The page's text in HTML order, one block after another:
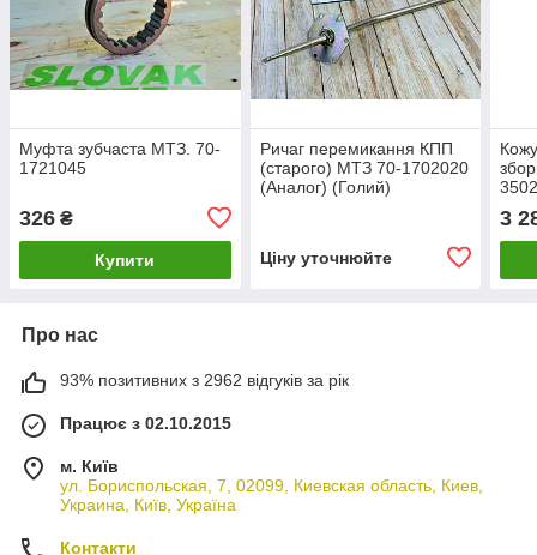
Муфта зубчаста МТЗ. 70-
1721045
326 ₴
Купити
Ричаг перемикання КПП
(старого) МТЗ 70-1702020
(Аналог) (Голий)
Ціну уточнюйте
3
Про нас
93% позитивних з 2962 відгуків за рік
Працює з 02.10.2015
м. Київ
ул. Бориспольская, 7, 02099, Киевская область, Киев,
Украина, Київ, Україна
Контакти